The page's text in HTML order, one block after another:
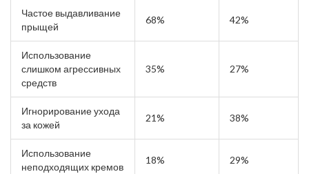
Частое выдавливание
прыщей
68% 42%
Использование
слишком агрессивных
средств
35% 27%
Игнорирование ухода
за кожей
21% 38%
Использование
неподходящих кремов
18% 29%